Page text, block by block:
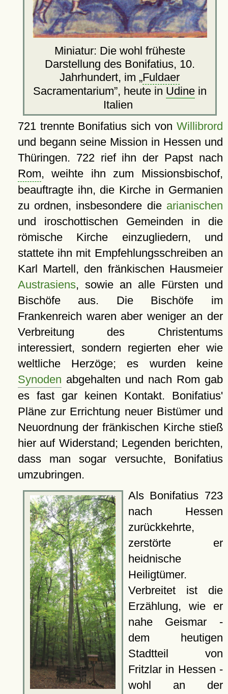
Miniatur: Die wohl früheste
Darstellung des Bonifatius, 10.
Jahrhundert, im Fuldaer
Sacramentarium , heute in Udinein
Italien
721 trennte Bonifatius sich von Willibrord
und begann seine Mission in Hessen und
Thüringen. 722 rief ihn der Papst nach
Rom, weihte ihn zum Missionsbischof,
beauftragte ihn, die Kirche in Germanien
zu ordnen, insbesondere die arianischen
und iroschottischen Gemeinden in die
römische Kirche einzugliedern, und
stattete ihn mit Empfehlungsschreiben an
Karl Martell, den fränkischen Hausmeier
Austrasiens, sowie an alle Fürsten und
Bischöfe aus. Die Bischöfe im
Frankenreich waren aber weniger an der
Verbreitung des Christentums
interessiert, sondern regierten eher wie
weltliche Herzöge; es wurden keine
Synoden abgehalten und nach Rom gab
es fast gar keinen Kontakt. Bonifatius'
Pläne zur Errichtung neuer Bistümer und
Neuordnung der fränkischen Kirche stieß
hier auf Widerstand; Legenden berichten,
dass man sogar versuchte, Bonifatius
umzubringen.
Als Bonifatius 723
nach Hessen
zurückkehrte,
zerstörte er
heidnische
Heiligtümer.
Verbreitet ist die
Erzählung, wie er
nahe Geismar -
dem heutigen
Stadtteil von
Fritzlar in Hessen -
wohl an der